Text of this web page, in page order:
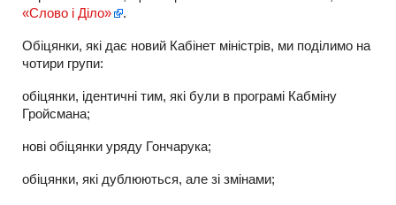
«Слово і Діло»
.
Обіцянки, які дає новий Кабінет міністрів, ми поділимо на
чотири групи:
обіцянки, ідентичні тим, які були в програмі Кабміну
Гройсмана;
нові обіцянки уряду Гончарука;
обіцянки, які дублюються, але зі змінами;